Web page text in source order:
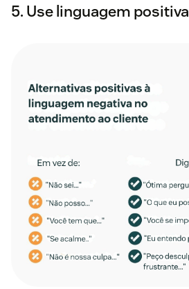
5. Use linguagem positiva